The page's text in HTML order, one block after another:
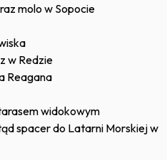
molo w Sopocie
w Redzie
Reagana
widokowym
spacer do Latarni Morskiej w